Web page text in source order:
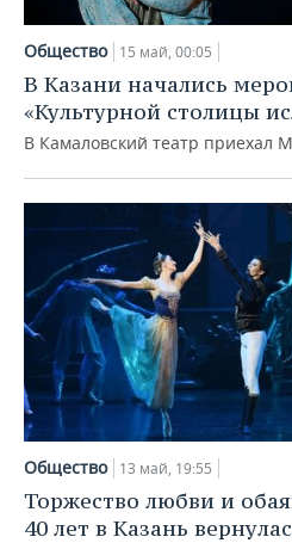
Общество 15 май, 00:05
В Казани начались
«Культурной столицы
В Камаловский театр приехал
Общество 13 май, 19:55
Торжество любви и
40 лет в Казань